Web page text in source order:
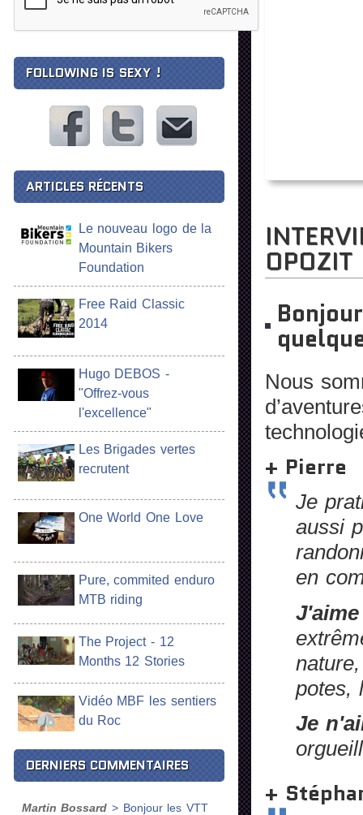
OPOZIT
Nous
+ Pierre
Je
aussi
en
potes,
Je
+
FOLLOWING IS SEXY !
ARTICLES RÉCENTS
Le nouveau logo de la
Mountain Bikers
Foundation
Free Raid Classic
2014
Hugo DEBOS -
"Offrez-vous
l'excellence"
Les Brigades vertes
recrutent
One World One Love
Pure, commited enduro
MTB riding
The Project - 12
Months 12 Stories
Vidéo MBF les sentiers
du Roc
DERNIERS COMMENTAIRES
Martin Bossard > Bonjour les VTT